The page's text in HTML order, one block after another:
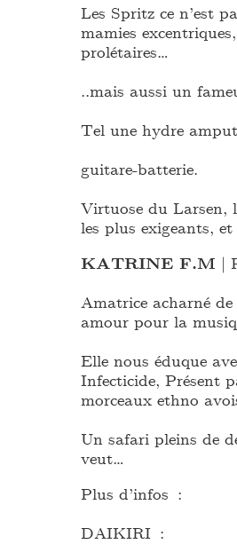
Les Spritz ce n’est
mamies
prolétaires…
..mais aussi un
Tel une hydre
guitare-batterie.
Virtuose du Larsen,
les plus exigeants,
KATRINE F.M |
Amatrice acharné
amour pour la
Elle nous éduque
Infecticide, Présent
morceaux ethno
Un safari pleins de
veut…
Plus d’infos :
DAIKIRI :